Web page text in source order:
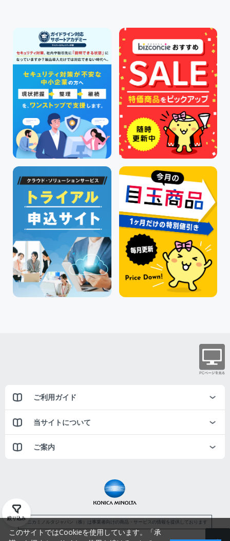
絞り込み
ご利用ガイド
当サイトについて
ご案内
コニカミノルタジャパン（株）は事業者向けの商品・サービスの情報を提供しております
このサイトではCookieを使用しています。「承